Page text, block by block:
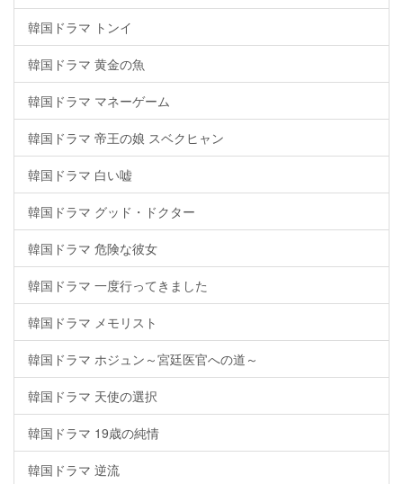
韓国ドラマ トンイ
韓国ドラマ 黄金の魚
韓国ドラマ マネーゲーム
韓国ドラマ 帝王の娘 スベクヒャン
韓国ドラマ 白い嘘
韓国ドラマ グッド・ドクター
韓国ドラマ 危険な彼女
韓国ドラマ 一度行ってきました
韓国ドラマ メモリスト
韓国ドラマ ホジュン～宮廷医官への道～
韓国ドラマ 天使の選択
韓国ドラマ 19歳の純情
韓国ドラマ 逆流